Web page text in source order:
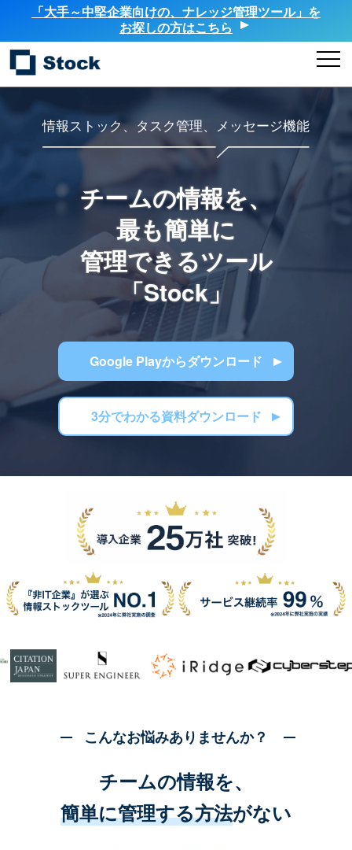
「大手～中堅企業向けの、ナレッジ管理ツール」を
お探しの方はこちら
情報ストック、タスク管理、メッセージ機能
チームの情報を、
最も簡単に
管理できるツール
「Stock」
Google Playからダウンロード
3分でわかる資料ダウンロード
こんなお悩みありませんか？
チームの情報を、
簡単に管理する方法がない